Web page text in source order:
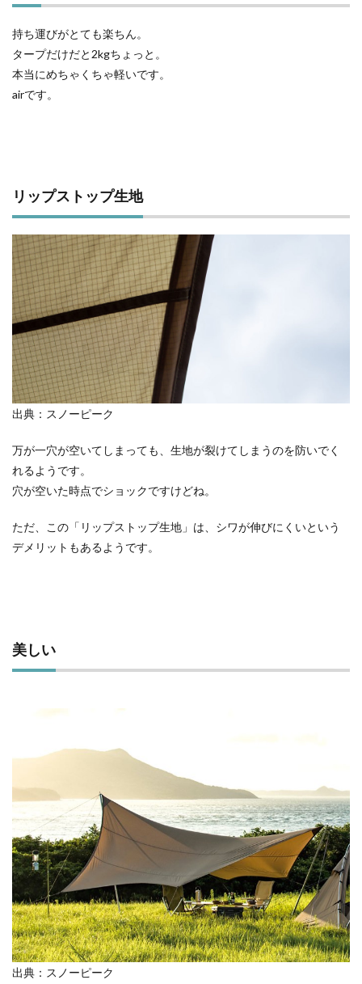
持ち運びがとても楽ちん。
タープだけだと2kgちょっと。
本当にめちゃくちゃ軽いです。
airです。
リップストップ生地
出典：スノーピーク
万が一穴が空いてしまっても、生地が裂けてしまうのを防いでく
れるようです。
穴が空いた時点でショックですけどね。
ただ、この「リップストップ生地」は、シワが伸びにくいという
デメリットもあるようです。
美しい
出典：スノーピーク